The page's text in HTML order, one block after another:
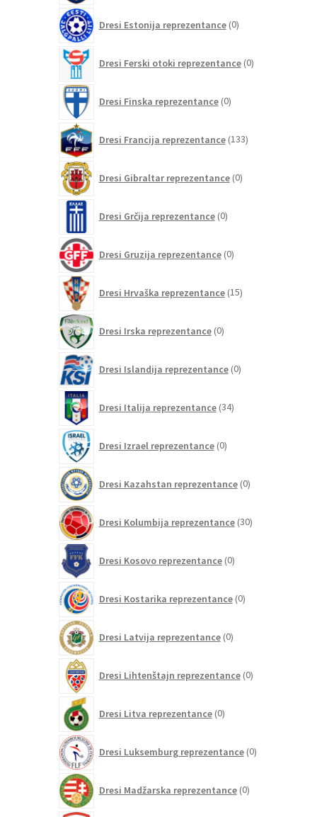
Dresi Estonija reprezentance 0izdelkov
Dresi Ferski otoki reprezentance 0izdelkov
Dresi Finska reprezentance 0izdelkov
Dresi Francija reprezentance 133izdelkov
Dresi Gibraltar reprezentance 0izdelkov
Dresi Grčija reprezentance 0izdelkov
Dresi Gruzija reprezentance 0izdelkov
Dresi Hrvaška reprezentance 15izdelkov
Dresi Irska reprezentance 0izdelkov
Dresi Islandija reprezentance 0izdelkov
Dresi Italija reprezentance 34izdelkov
Dresi Izrael reprezentance 0izdelkov
Dresi Kazahstan reprezentance 0izdelkov
Dresi Kolumbija reprezentance 30izdelkov
Dresi Kosovo reprezentance 0izdelkov
Dresi Kostarika reprezentance 0izdelkov
Dresi Latvija reprezentance 0izdelkov
Dresi Lihtenštajn reprezentance 0izdelkov
Dresi Litva reprezentance 0izdelkov
Dresi Luksemburg reprezentance 0izdelkov
Dresi Madžarska reprezentance 0izdelkov